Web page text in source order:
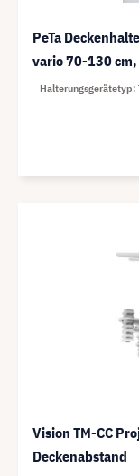
PeTa
vario 70-130
Halterungsgerätetyp
Vision TM-CC
Deckenabstand